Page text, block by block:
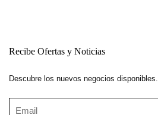
Recibe Ofertas y Noticias
Descubre los nuevos negocios disponibles.